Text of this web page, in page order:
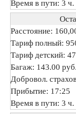
Время в пути: 3
Расстояние:
Тариф полный:
Тариф детский:
Багаж: 143.00 руб.
Добровол.
Прибытие: 17:25
Время в пути: 3